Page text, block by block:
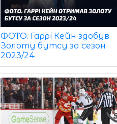
ФОТО. Гаррі Кейн здобув
Золоту бутсу за сезон
2023/24